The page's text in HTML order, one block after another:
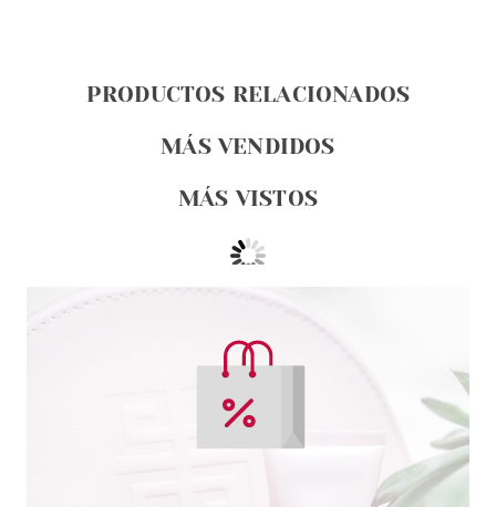
PRODUCTOS RELACIONADOS
MÁS VENDIDOS
MÁS VISTOS